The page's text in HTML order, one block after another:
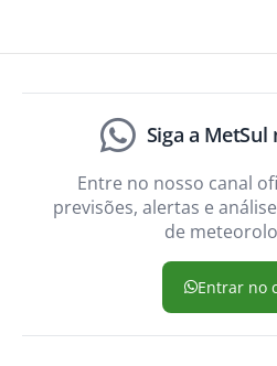
Siga a MetSul
Entre no nosso canal
previsões, alertas e
de
Entrar no